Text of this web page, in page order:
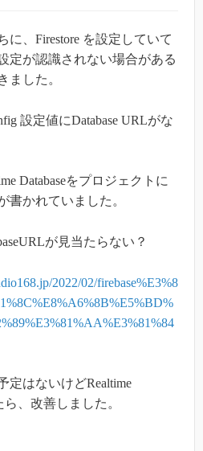
に、Firestore を設定していて
定が認識されない場合がある
ました。
設定値にDatabase URLがな
Databaseをプロジェクトに
書かれていました。
が見当たらない？
2022/02/firebase%E3%8
定はないけどRealtime
ら、改善しました。